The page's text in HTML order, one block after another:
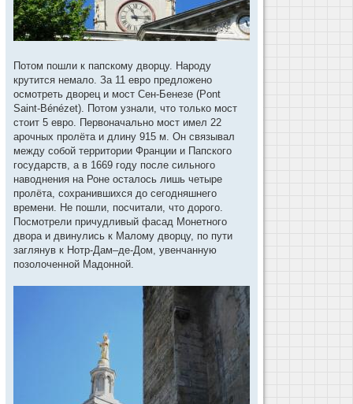
Потом пошли к папскому дворцу. Народу
крутится немало. За 11 евро предложено
осмотреть дворец и мост Сен-Бенезе (Pont
Saint-Bénézet). Потом узнали, что только мост
стоит 5 евро. Первоначально мост имел 22
арочных пролёта и длину 915 м. Он связывал
между собой территории Франции и Папского
государств, а в 1669 году после сильного
наводнения на Роне осталось лишь четыре
пролёта, сохранившихся до сегодняшнего
времени. Не пошли, посчитали, что дорого.
Посмотрели причудливый фасад Монетного
двора и двинулись к Малому дворцу, по пути
заглянув к Нотр-Дам–де-Дом, увенчанную
позолоченной Мадонной.